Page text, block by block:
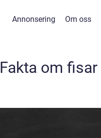
Annonsering Om oss
Fakta om fisar